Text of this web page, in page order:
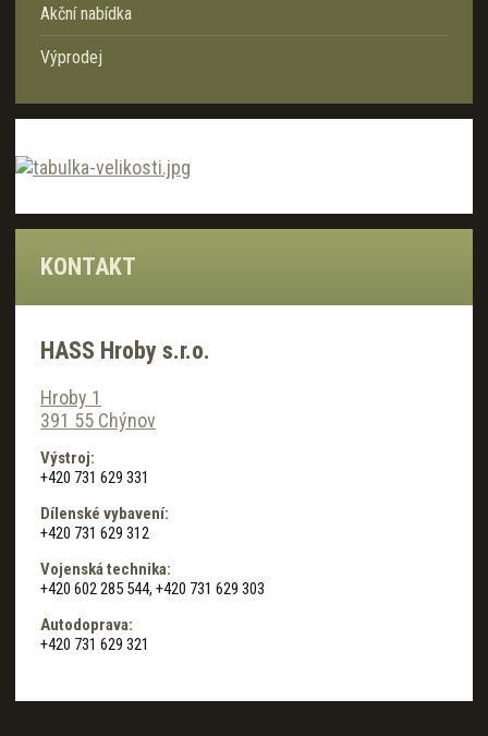
Akční nabídka
Výprodej
KONTAKT
HASS Hroby s.r.o.
Hroby 1
391 55 Chýnov
Výstroj:
+420 731 629 331
Dílenské vybavení:
+420 731 629 312
Vojenská technika:
+420 602 285 544, +420 731 629 303
Autodoprava:
+420 731 629 321